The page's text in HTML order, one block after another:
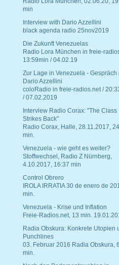
min
Interview with Dario Azzellini
black agenda radio 25nov2019
Die Zukunft Venezuelas
Radio Lora München in freie-
13:59min / 04.02.19
Zur Lage in Venezuela - Gespräch
Dario Azzellini
coloRadio in freie-radios.net /
/ 07.02.2019
Interview Radio Corax: "The Class
Strikes Back"
Radio Corax, Halle, 28.11.2017,
min.
Venezuela - wie geht es weiter?
Stoffwechsel, Radio Z Nürnberg,
4.10.2017, 16:37 min
Control Obrero
IROLA IRRATIA 30 de enero de
min.
Venezuela - Krise und Inflation
Freie-Radios.net, 13 min.
Radia Obskura: Konkrete Utopien
Punchlines
03. Februar 2016 Radia Obskura,
min.